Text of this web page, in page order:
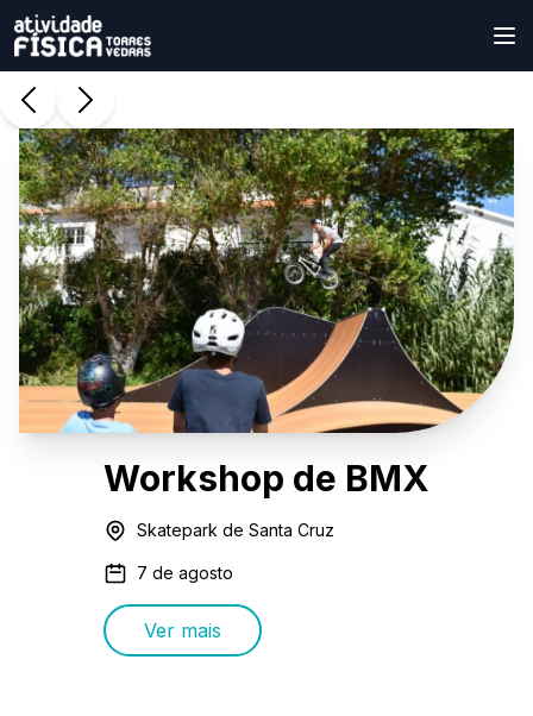
Workshop de BMX
Skatepark de Santa Cruz
7 de agosto
Ver mais